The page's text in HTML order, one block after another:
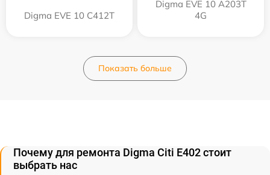
Digma EVE 10 C412T
Digma EVE 10 A203T
4G
Показать больше
Почему для ремонта Digma Citi E402 стоит
выбрать нас